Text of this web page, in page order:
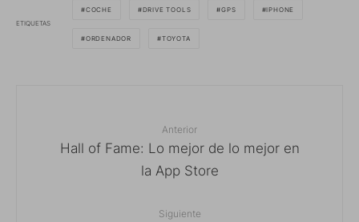
ETIQUETAS
COCHE DRIVE TOOLS GPS IPHONE
ORDENADOR TOYOTA
Anterior
Hall of Fame: Lo mejor de lo mejor en
la App Store
Siguiente